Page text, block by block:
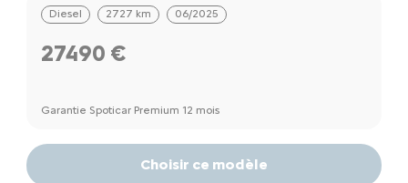
Diesel 2727 km 06/2025
27490 €
Garantie Spoticar Premium 12 mois
Choisir ce modèle